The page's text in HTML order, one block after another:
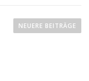
NEUERE BEITRÄGE